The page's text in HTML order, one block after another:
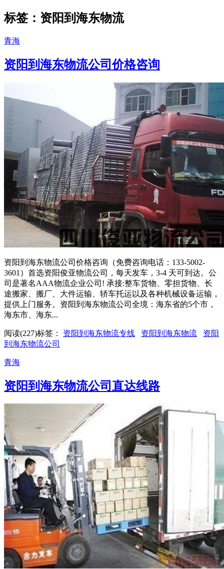
标签：资阳到海东物流
青海
资阳到海东物流公司价格咨询
资阳到海东物流公司价格咨询（免费咨询电话：133-5002-
3601）首选资阳俊亚物流公司，每天发车，3-4 天可到达。公
司是著名AAA物流企业公司! 承接:整车货物、零担货物、长
途搬家、搬厂、大件运输、轿车托运以及各种机械设备运输，
提供上门服务。资阳到海东物流公司全境：海东省的5个市，
海东市、海东...
阅读(227)标签： 资阳到海东物流专线 资阳到海东物流
资阳
到海东物流公司
青海
资阳到海东物流公司直达线路